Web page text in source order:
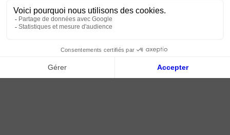
Connexion / Inscription
2018 - 2026 © Tessella, Tous droits réservés